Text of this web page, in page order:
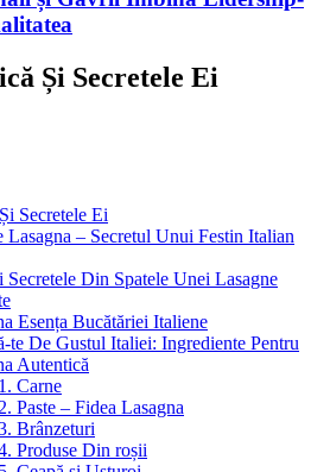
Și Secretele Ei
Secretele Ei
Lasagna – Secretul Unui Festin Italian
Secretele Din Spatele Unei Lasagne
Esența Bucătăriei Italiene
te De Gustul Italiei: Ingrediente Pentru
Autentică
1. Carne
Paste – Fidea Lasagna
Brânzeturi
Produse Din roșii